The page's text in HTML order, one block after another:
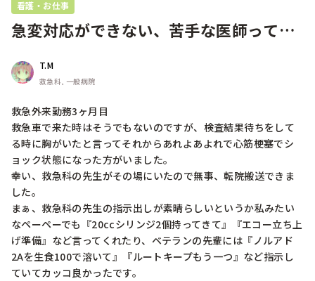
看護・お仕事
急変対応ができない、苦手な医師ってい
T.M
救急科, 一般病院
救急外来勤務3ヶ月目
救急車で来た時はそうでもないのですが、検査結果待ちをして
る時に胸がいたと言ってそれからあれよあよれで心筋梗塞でシ
ョック状態になった方がいました。
幸い、救急科の先生がその場にいたので無事、転院搬送できま
した。
まぁ、救急科の先生の指示出しが素晴らしいというか私みたい
なペーペーでも『20ccシリンジ2個持ってきて』『エコー立ち上
げ準備』など言ってくれたり、ベテランの先輩には『ノルアド
2Aを生食100で溶いて』『ルートキープもう一つ』など指示し
ていてカッコ良かったです。